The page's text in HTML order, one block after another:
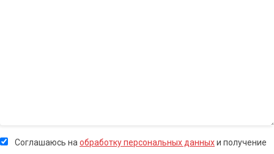
Соглашаюсь на обработку персональных данныхи получение